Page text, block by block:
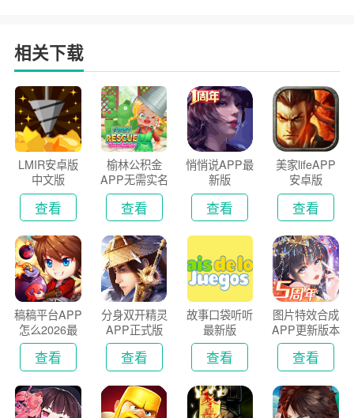
相关下载
LMIR安卓版
中文版
查看
榆林公积金
APP无需实名
认证版
查看
悄悄说APP最
新版
查看
美家lifeAPP
安卓版
查看
稿稿平台APP
怎么2026最
新版
查看
分身双开精灵
APP正式版
查看
故事口袋听听
最新版
查看
图片特效合成
APP更新版本
2026
查看